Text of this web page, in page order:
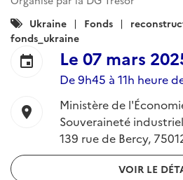
Catégories
:
Ukraine Fonds
fonds_ukraine
event Le 07 mars
De 9h45 à 11h heure
location_on
Ministère de
Souveraineté
139 rue de Bercy,
VOIR LE